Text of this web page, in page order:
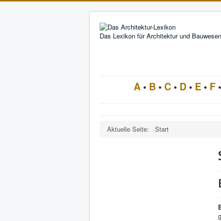
Das Lexikon für Architektur und Bauwesen
A • B • C • D • E • F
Aktuelle Seite: Start